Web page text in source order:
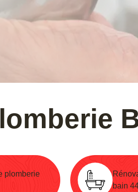
plomberie
bain